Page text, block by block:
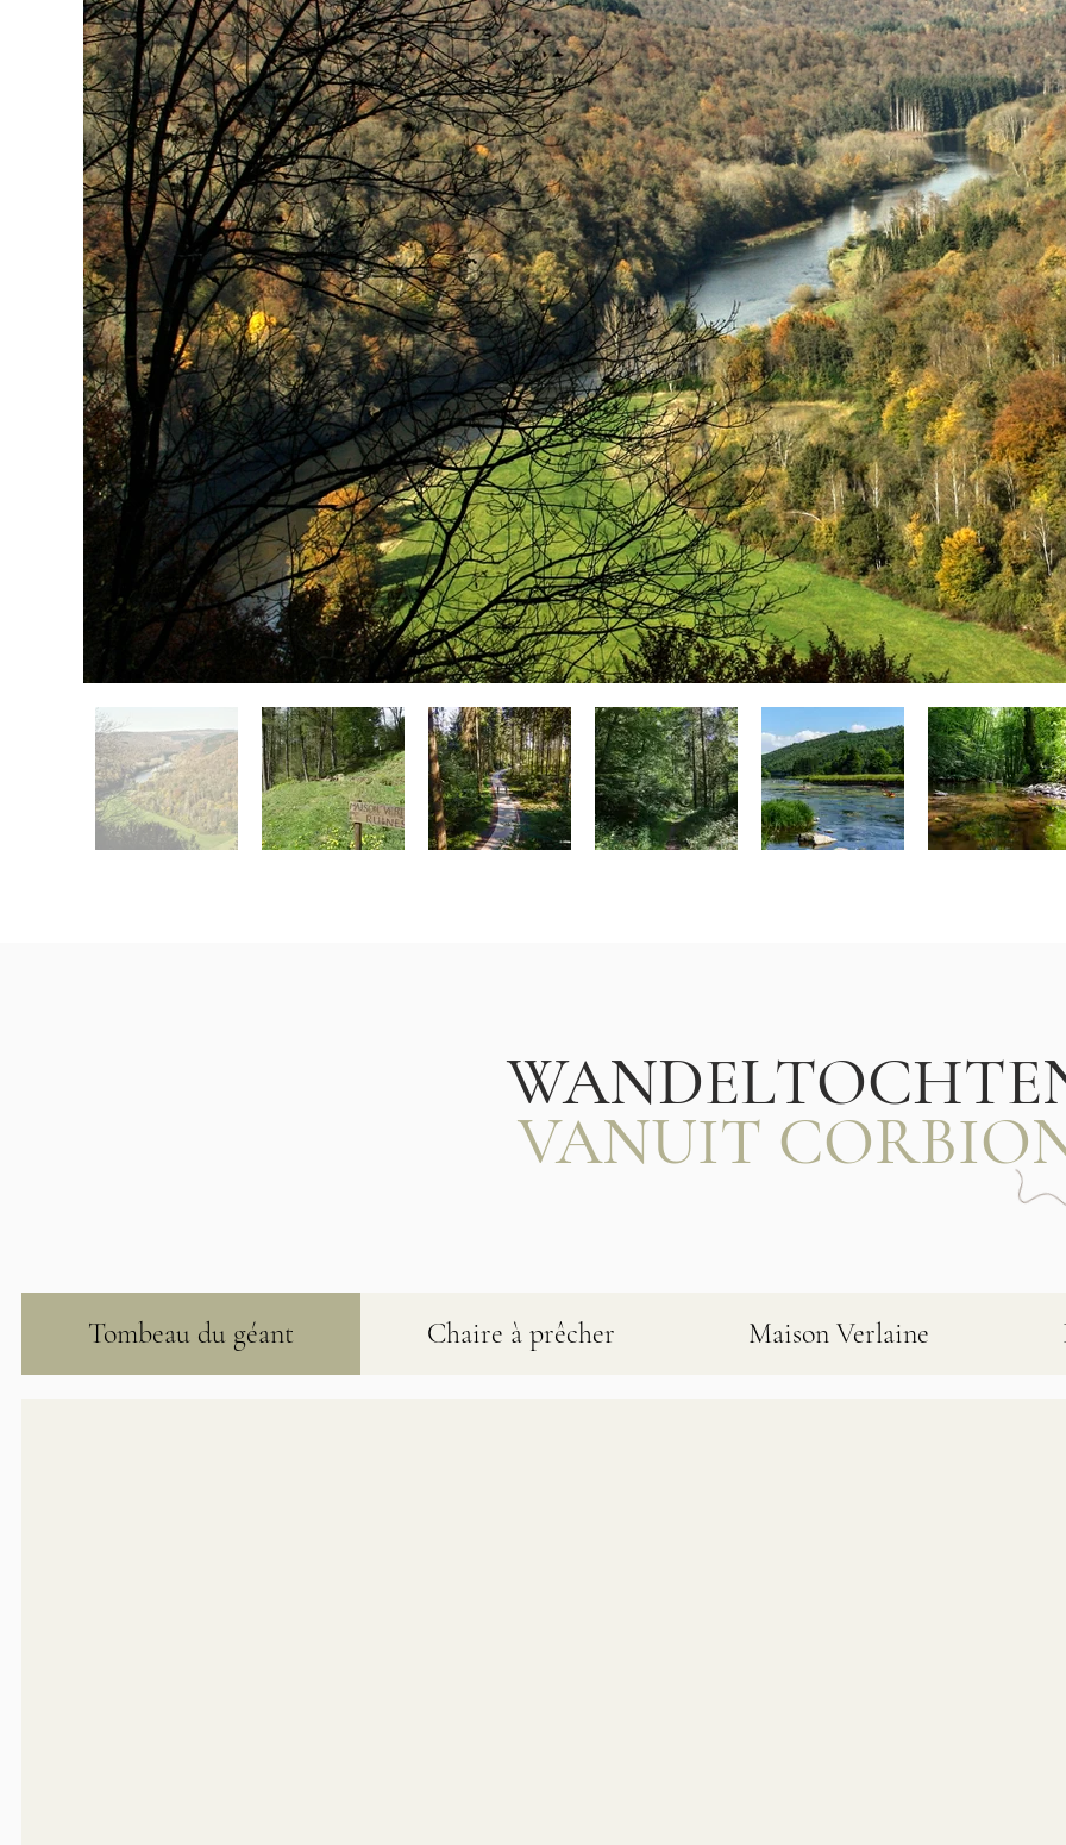
VANUIT
Tombeau du géant Chaire à prêcher Maison Verlaine